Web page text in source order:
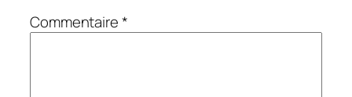
Commentaire*